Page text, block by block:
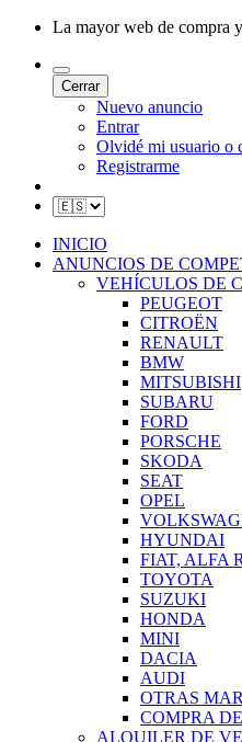
La mayor web de compra y
Cerrar
Nuevo anuncio
Entrar
Olvidé mi usuario o
Registrarme
INICIO
ANUNCIOS DE
VEHÍCULOS DE
PEUGEOT
CITROËN
RENAULT
BMW
MITSUBISHI
SUBARU
FORD
PORSCHE
SKODA
SEAT
OPEL
HYUNDAI
FIAT, ALFA
TOYOTA
SUZUKI
HONDA
MINI
DACIA
AUDI
OTRAS
COMPRA
ALQUILER DE